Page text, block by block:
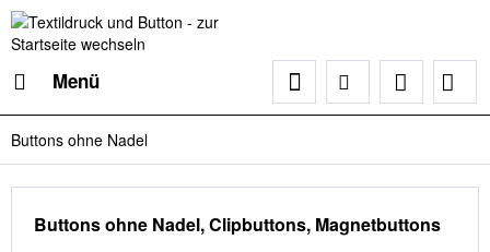
Menü
Buttons ohne Nadel
Buttons ohne Nadel, Clipbuttons, Magnetbuttons